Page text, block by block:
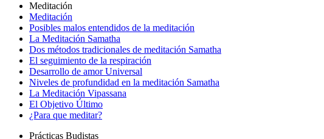
Meditación
Meditación
Posibles malos entendidos de la meditación
La Meditación Samatha
Dos métodos tradicionales de meditación Samatha
El seguimiento de la respiración
Desarrollo de amor Universal
Niveles de profundidad en la meditación Samatha
La Meditación Vipassana
El Objetivo Último
¿Para que meditar?
Prácticas Budistas